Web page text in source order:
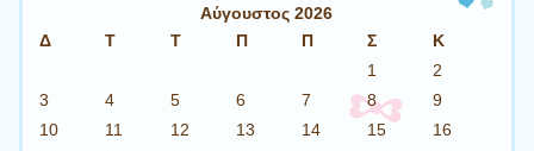
Αύγουστος 2026
Δ
Τ Τ Π Π Σ
Κ
1
2
3
4 5 6 7 8
9
10
11 12 13 14 15
16